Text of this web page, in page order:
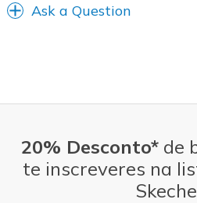
Ask a Question
20% Desconto*de
te inscreveres na